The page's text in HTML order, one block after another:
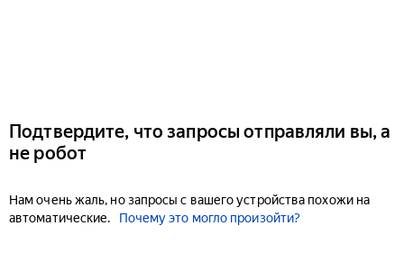
Подтвердите, что запросы отправляли вы, а
не робот
Нам очень жаль, но запросы с вашего устройства похожи на
автоматические.
Почему это могло произойти?